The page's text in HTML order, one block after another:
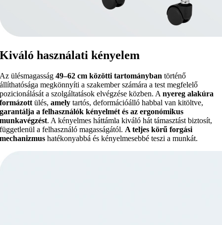
Kiváló használati kényelem
Az ülésmagasság49–62 cm közötti tartománybantörténő
állíthatósága megkönnyíti a szakember számára a test megfelelő
pozicionálását a szolgáltatások elvégzése közben. Anyereg alakúra
formázottülés,amely tartós, deformációálló habbal van kitöltve,
garantálja a felhasználók kényelmét és az ergonómikus
munkavégzést. A kényelmes háttámla kiváló hát támasztást biztosít,
függetlenül a felhasználó magasságától.A teljes körű forgási
mechanizmus hatékonyabbá és kényelmesebbé teszi a munkát.